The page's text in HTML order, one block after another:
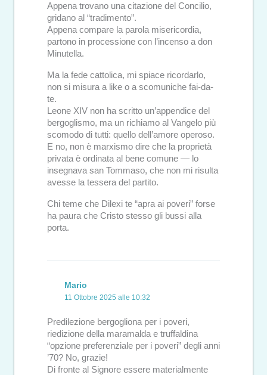
Appena trovano una citazione del Concilio,
gridano al “tradimento”.
Appena compare la parola misericordia,
partono in processione con l’incenso a don
Minutella.
Ma la fede cattolica, mi spiace ricordarlo,
non si misura a like o a scomuniche fai-da-
te.
Leone XIV non ha scritto un’appendice del
bergoglismo, ma un richiamo al Vangelo più
scomodo di tutti: quello dell’amore operoso.
E no, non è marxismo dire che la proprietà
privata è ordinata al bene comune — lo
insegnava san Tommaso, che non mi risulta
avesse la tessera del partito.
Chi teme che Dilexi te “apra ai poveri” forse
ha paura che Cristo stesso gli bussi alla
porta.
Mario
11 Ottobre 2025 alle 10:32
Predilezione bergogliona per i poveri,
riedizione della maramalda e truffaldina
“opzione preferenziale per i poveri” degli anni
’70? No, grazie!
Di fronte al Signore essere materialmente